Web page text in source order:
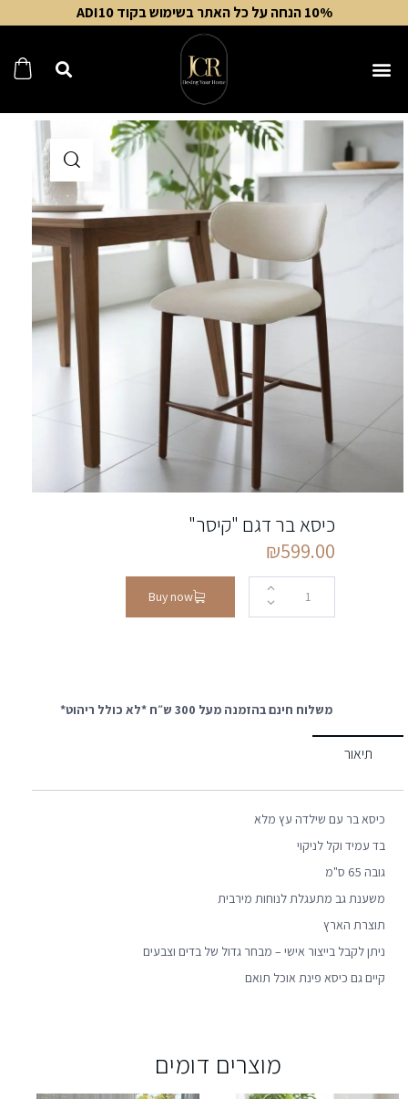
10% הנחה על כל האתר בשימוש בקוד ADI10
כיסא בר דגם "קיסר"
₪599.00
Buy now
משלוח חינם בהזמנה מעל 300 ש״ח *לא כולל ריהוט*
תיאור
כיסא בר עם שילדה עץ מלא
בד עמיד וקל לניקוי
גובה 65 ס"מ
משענת גב מתעגלת לנוחות מירבית
תוצרת הארץ
ניתן לקבל בייצור אישי – מבחר גדול של בדים וצבעים
קיים גם כיסא פינת אוכל תואם
מוצרים דומים